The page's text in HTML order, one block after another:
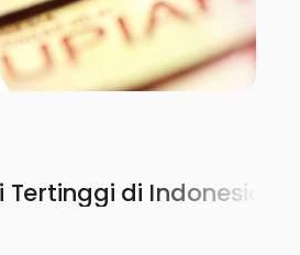
Tertinggi di Indonesia